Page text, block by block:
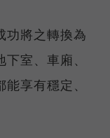
功將之轉換為
室、車廂、
享有穩定、